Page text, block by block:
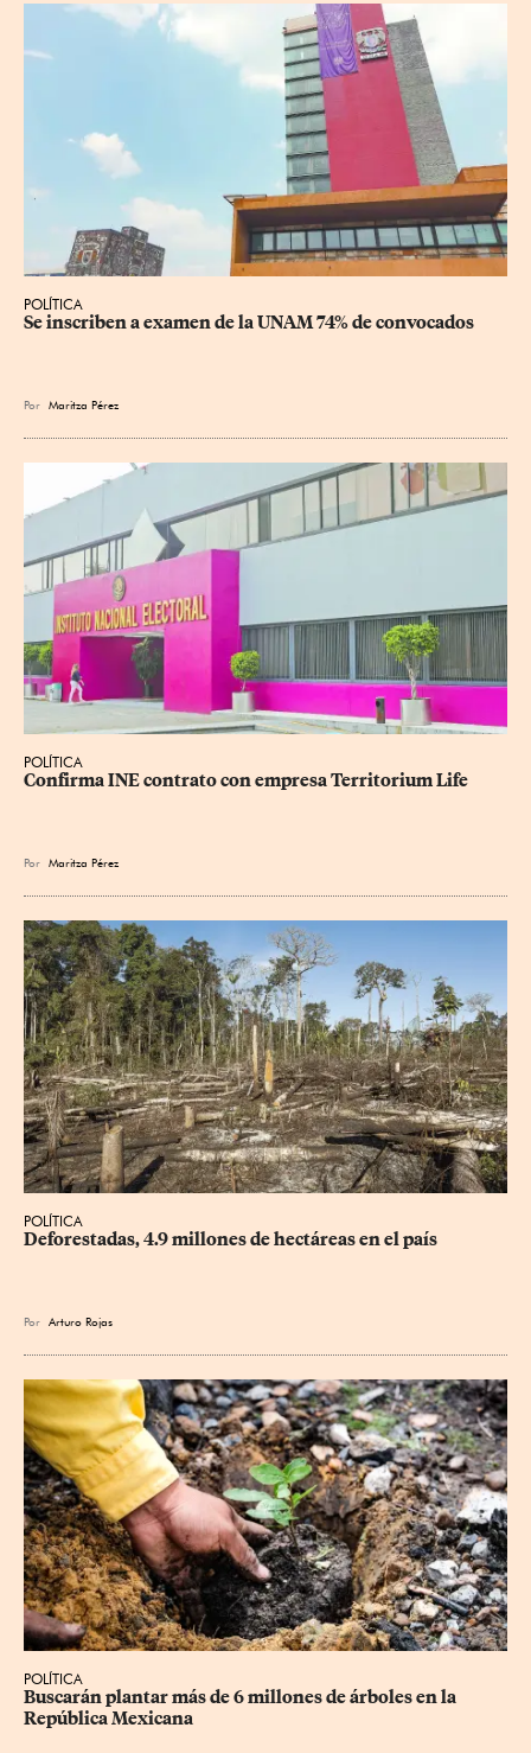
POLÍTICA
Se inscriben a examen de la UNAM 74% de convocados
Por Maritza Pérez
POLÍTICA
Confirma INE contrato con empresa Territorium Life
Por Maritza Pérez
POLÍTICA
Deforestadas, 4.9 millones de hectáreas en el país
Por Arturo Rojas
POLÍTICA
Buscarán plantar más de 6 millones de árboles en la
República Mexicana